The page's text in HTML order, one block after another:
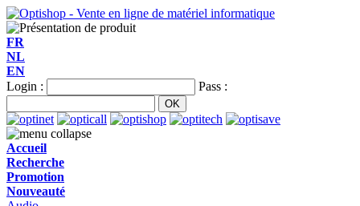
FR
NL
EN
Login :
Pass :
Accueil
Recherche
Promotion
Nouveauté